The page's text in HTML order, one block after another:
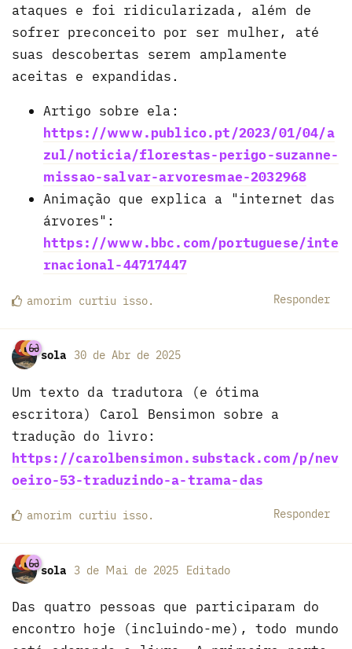
ataques e foi ridicularizada, além de
sofrer preconceito por ser mulher, até
suas descobertas serem amplamente
aceitas e expandidas.
Artigo sobre ela:
https://www.publico.pt/2023/01/04/a
zul/noticia/florestas-perigo-suzanne-
missao-salvar-arvoresmae-2032968
Animação que explica a "internet das
árvores":
https://www.bbc.com/portuguese/inte
rnacional-44717447
Responder
amorim curtiu isso.
sola 30 de Abr de 2025
Um texto da tradutora (e ótima
escritora) Carol Bensimon sobre a
tradução do livro:
https://carolbensimon.substack.com/p/nev
oeiro-53-traduzindo-a-trama-das
Responder
amorim curtiu isso.
sola 3 de Mai de 2025 Editado
Das quatro pessoas que participaram do
encontro hoje (incluindo-me), todo mundo